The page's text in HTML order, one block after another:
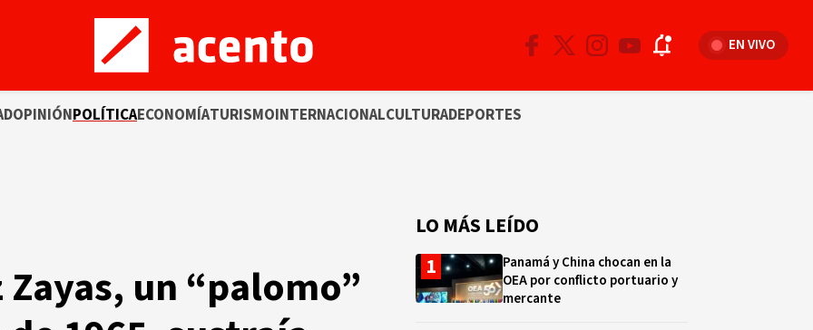
EN VIVO
OPINIÓNPOLÍTICAECONOMÍATURISMOINTERNACIONALCULTURADEPORTES
un “palomo”
LO MÁS LEÍDO
Panamá y China chocan en la
OEA por conflicto portuario y
mercante